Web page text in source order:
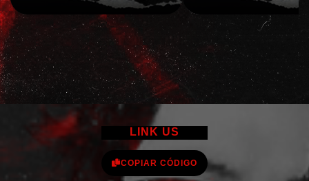
LINK US
COPIAR CÓDIGO